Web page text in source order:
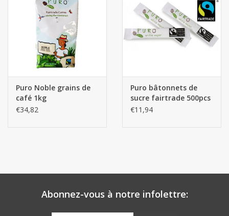
Puro Noble grains de
café 1kg
€34,82
Puro bâtonnets de
sucre fairtrade 500pcs
€11,94
Abonnez-vous à notre infolettre: